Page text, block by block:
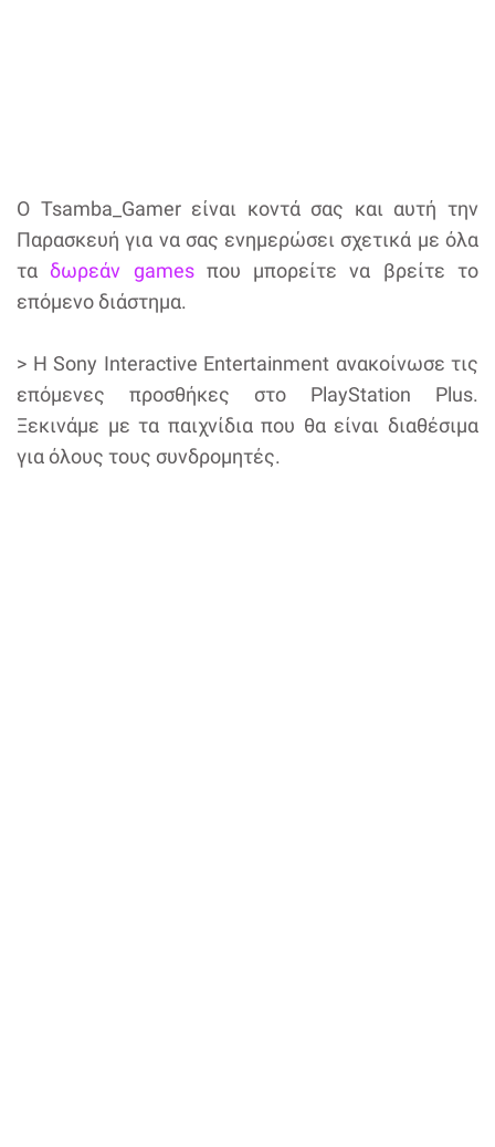
O Tsamba_Gamer είναι κοντά σας και αυτή την
Παρασκευή για να σας ενημερώσει σχετικά με όλα
ταδωρεάν gamesπου μπορείτε να βρείτε το
επόμενο διάστημα.
> Η Sony Interactive Entertainment ανακοίνωσε τις
επόμενες προσθήκες στο PlayStation Plus.
Ξεκινάμε με τα παιχνίδια που θα είναι διαθέσιμα
για όλους τους συνδρομητές.